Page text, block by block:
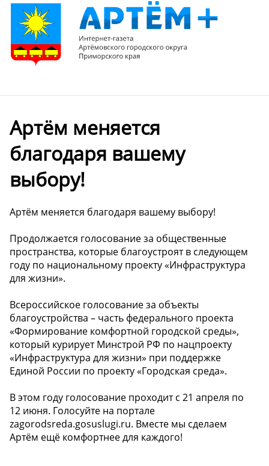
Артём меняется
благодаря вашему
выбору!
Артём меняется благодаря вашему выбору!
Продолжается голосование за общественные
пространства, которые благоустроят в следующем
году по национальному проекту «Инфраструктура
для жизни».
Всероссийское голосование за объекты
благоустройства – часть федерального проекта
«Формирование комфортной городской среды»,
который курирует Минстрой РФ по нацпроекту
«Инфраструктура для жизни» при поддержке
Единой России по проекту «Городская среда».
В этом году голосование проходит с 21 апреля по
12 июня. Голосуйте на портале
zagorodsreda.gosuslugi.ru. Вместе мы сделаем
Артём ещё комфортнее для каждого!